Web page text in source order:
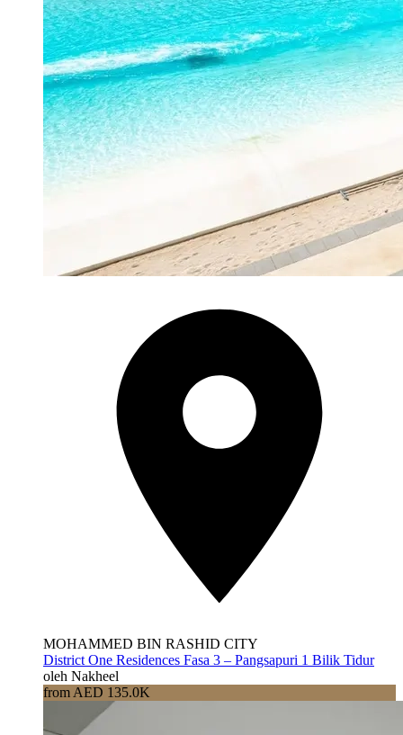
MOHAMMED BIN RASHID CITY
District One Residences Fasa 3 – Pangsapuri 1 Bilik Tidur
oleh Nakheel
from AED 135.0K